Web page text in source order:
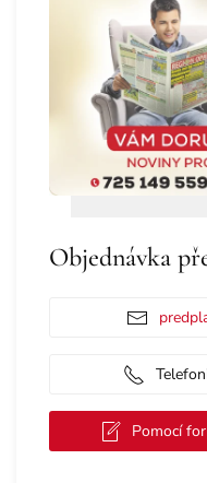
Objednávka
Pomocí